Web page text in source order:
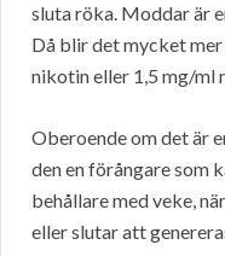
sluta röka. Moddar är
Då blir det mycket
nikotin eller 1,5 mg/ml
Oberoende om det är
den en förångare som
behållare med veke,
eller slutar att